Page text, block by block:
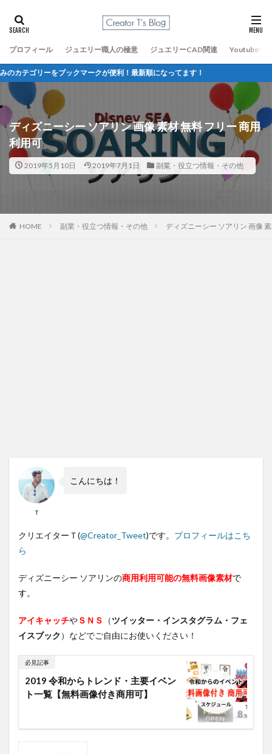
プロフィール ジュエリー職人の極意 ジュエリーCAD関連 Youtube
ーをブックマークが便利！最新順になってます！
ディズニーシー ソアリン 画像 素材 無料 フリー 商用
利用可
2019年5月10日 2019年7月1日 副業・役立つ情報・その他
HOME 副業・役立つ情報・その他 ディズニーシー ソアリン 画像
T
こんにちは！
クリエイターＴ(@Creator_Tweet)です。 プロフィールはこち
ら
ディズニーシー ソアリンの商用利用可能の無料画像素材で
す。
アイキャッチやＳＮＳ （ツイッター・インスタグラム・フェ
イスブック ）などでご自由にお使いください！
必見記事
2019 令和からトレンド・主要イベン
ト一覧【無料画像付き商用可】